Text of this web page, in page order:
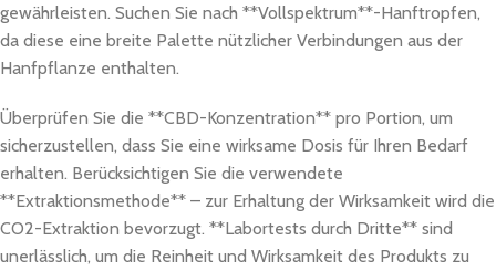
gewährleisten. Suchen Sie nach **Vollspektrum**-Hanftropfen,
da diese eine breite Palette nützlicher Verbindungen aus der
Hanfpflanze enthalten.
Überprüfen Sie die **CBD-Konzentration** pro Portion, um
sicherzustellen, dass Sie eine wirksame Dosis für Ihren Bedarf
erhalten. Berücksichtigen Sie die verwendete
**Extraktionsmethode** – zur Erhaltung der Wirksamkeit wird die
CO2-Extraktion bevorzugt. **Labortests durch Dritte** sind
unerlässlich, um die Reinheit und Wirksamkeit des Produkts zu